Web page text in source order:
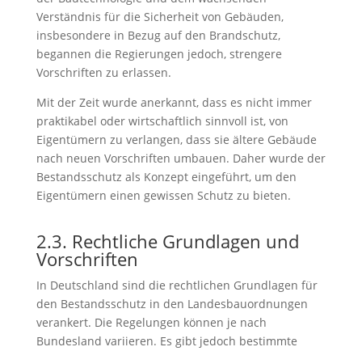
Verständnis für die Sicherheit von Gebäuden,
insbesondere in Bezug auf den Brandschutz,
begannen die Regierungen jedoch, strengere
Vorschriften zu erlassen.
Mit der Zeit wurde anerkannt, dass es nicht immer
praktikabel oder wirtschaftlich sinnvoll ist, von
Eigentümern zu verlangen, dass sie ältere Gebäude
nach neuen Vorschriften umbauen. Daher wurde der
Bestandsschutz als Konzept eingeführt, um den
Eigentümern einen gewissen Schutz zu bieten.
2.3. Rechtliche Grundlagen und
Vorschriften
In Deutschland sind die rechtlichen Grundlagen für
den Bestandsschutz in den Landesbauordnungen
verankert. Die Regelungen können je nach
Bundesland variieren. Es gibt jedoch bestimmte